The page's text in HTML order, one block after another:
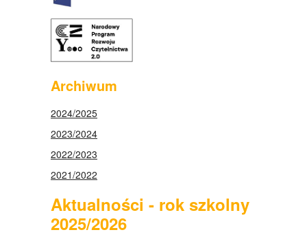
Archiwum
2024/2025
2023/2024
2022/2023
2021/2022
Aktualności - rok szkolny
2025/2026